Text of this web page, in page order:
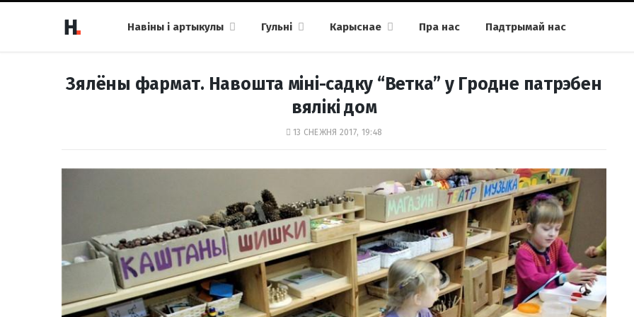
Навіны і артыкулы Гульні Карыснае Пра нас Падтрымай нас
Зялёны фармат. Навошта міні-садку “Ветка” у Гродне патрэбен
вялікі дом
13 СНЕЖНЯ 2017, 19:48